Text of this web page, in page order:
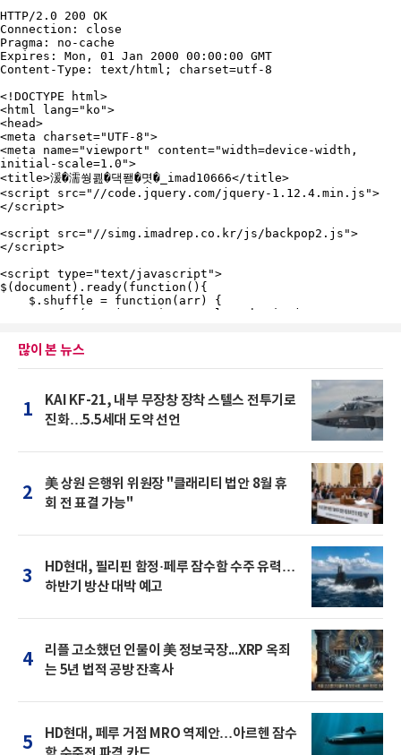
많이 본 뉴스
1
KAI KF-21, 내부 무장창 장착 스텔스 전투기로
진화…5.5세대 도약 선언
2
美 상원 은행위 위원장 "클래리티 법안 8월 휴
회 전 표결 가능"
3
HD현대, 필리핀 함정·페루 잠수함 수주 유력…
하반기 방산 대박 예고
4
리플 고소했던 인물이 美 정보국장...XRP 옥죄
는 5년 법적 공방 잔혹사
5
HD현대, 페루 거점 MRO 역제안…아르헨 잠수